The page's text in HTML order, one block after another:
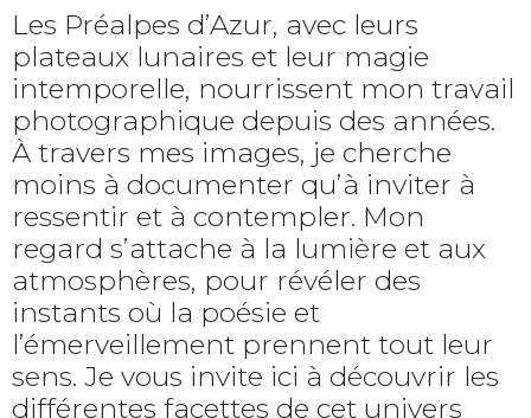
Les Préalpes d’Azur, avec leurs
plateaux lunaires et leur magie
intemporelle, nourrissent mon travail
photographique depuis des années.
À travers mes images, je cherche
moins à documenter qu’à inviter à
ressentir et à contempler. Mon
regard s’attache à la lumière et aux
atmosphères, pour révéler des
instants où la poésie et
l’émerveillement prennent tout leur
sens. Je vous invite ici à découvrir les
différentes facettes de cet univers